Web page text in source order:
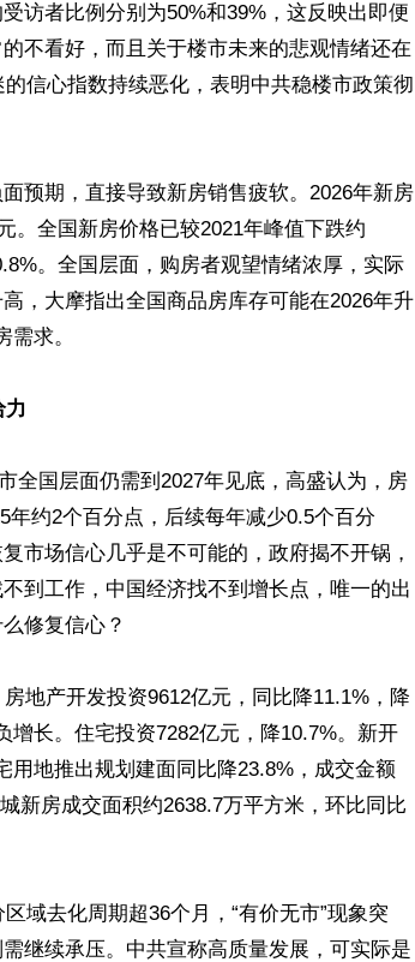
访者比例分别为50%和39%，这反映出即便
不看好，而且关于楼市未来的悲观情绪还在
信心指数持续恶化，表明中共稳楼市政策彻
预期，直接导致新房销售疲软。2026年新房
。全国新房价格已较2021年峰值下跌约
。全国层面，购房者观望情绪浓厚，实际
，大摩指出全国商品房库存可能在2026年升
求。
力
全国层面仍需到2027年见底，高盛认为，房
约2个百分点，后续每年减少0.5个百分
市场信心几乎是不可能的，政府揭不开锅，
到工作，中国经济找不到增长点，唯一的出
修复信心？
地产开发投资9612亿元，同比降11.1%，降
长。住宅投资7282亿元，降10.7%。新开
用地推出规划建面同比降23.8%，成交金额
新房成交面积约2638.7万平方米，环比同比
域去化周期超36个月，“有价无市”现象突
继续承压。中共宣称高质量发展，可实际是